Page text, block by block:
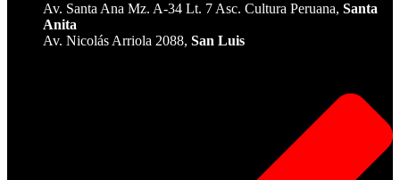
Av. Santa Ana Mz. A-34 Lt. 7 Asc. Cultura Peruana, Santa
Anita
Av. Nicolás Arriola 2088, San Luis